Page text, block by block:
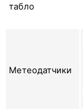
табло
Метеодатчики